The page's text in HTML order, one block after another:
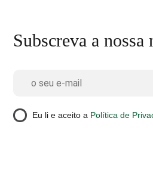
Subscreva a nossa
Eu li e aceito a Política de